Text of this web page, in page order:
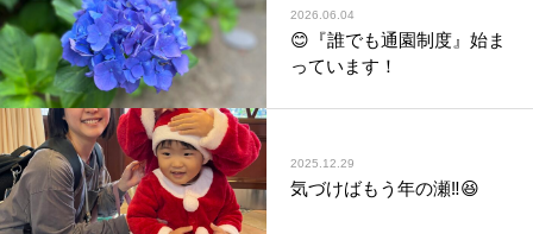
2026.06.04
😊『誰でも通園制度』始ま
っています！
2025.12.29
気づけばもう年の瀬‼️😆